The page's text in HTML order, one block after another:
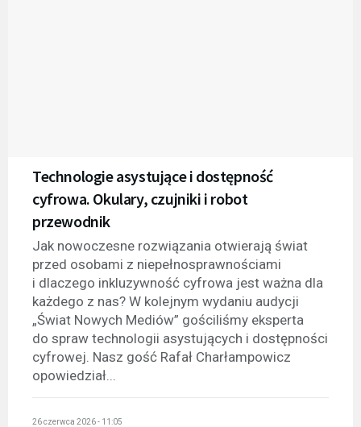
Technologie asystujące i dostępność
cyfrowa. Okulary, czujniki i robot
przewodnik
Jak nowoczesne rozwiązania otwierają świat
przed osobami z niepełnosprawnościami
i dlaczego inkluzywność cyfrowa jest ważna dla
każdego z nas? W kolejnym wydaniu audycji
„Świat Nowych Mediów” gościliśmy eksperta
do spraw technologii asystujących i dostępności
cyfrowej. Nasz gość Rafał Charłampowicz
opowiedział...
26 czerwca 2026 - 11:05